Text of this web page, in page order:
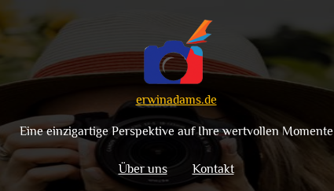
erwinadams.de
Eine einzigartige Perspektive auf Ihre wertvollen Momente
Über uns Kontakt